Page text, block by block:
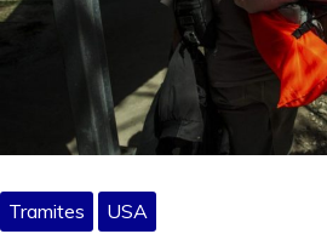
Tramites USA